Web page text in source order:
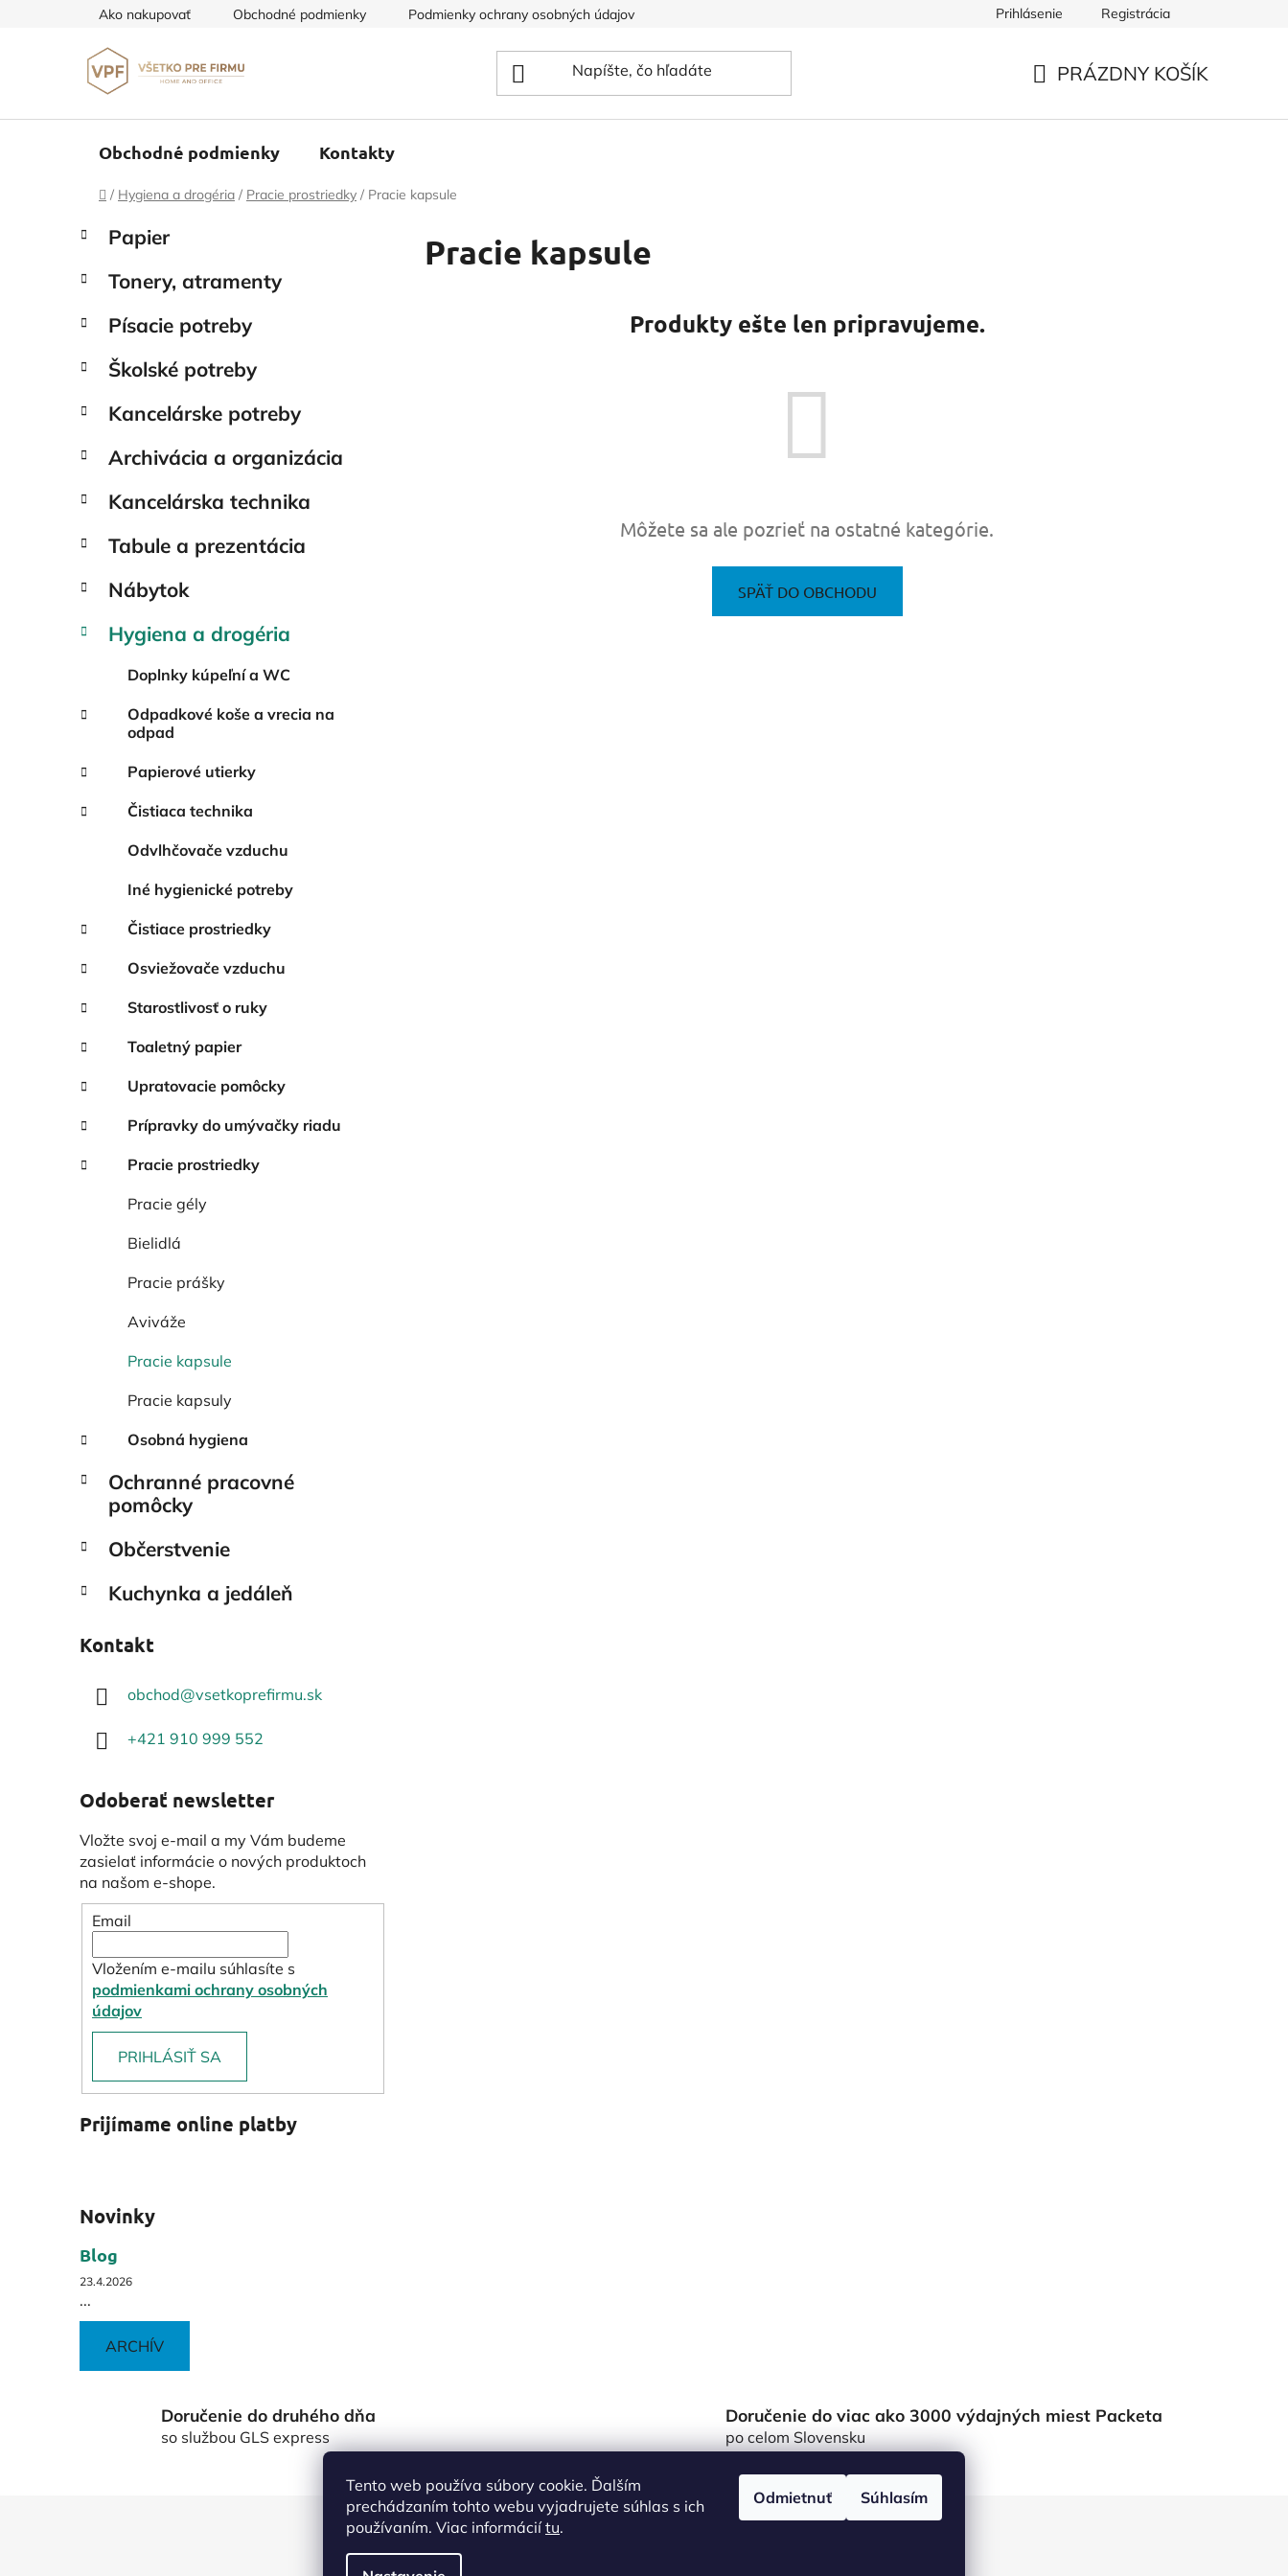
Tento web používa súbory cookie. Ďalším
prechádzaním tohto webu vyjadrujete súhlas s ich
používaním. Viac informáciítu.
Odmietnuť Súhlasím
Ako nakupovať Obchodné podmienky Podmienky ochrany osobných údajov Prihlásenie Registrácia
PRÁZDNY KOŠÍK
Obchodné podmienky Kontakty
Domov
/ Hygiena a drogéria / Pracie prostriedky / Pracie kapsule
B
č
ý
a
n
e
l
kategórie
K
a
e
ó
i
Papier
Tonery, atramenty
Písacie potreby
Školské potreby
Kancelárske potreby
Archivácia a organizácia
Kancelárska technika
Tabule a prezentácia
Nábytok
Hygiena a drogéria
Doplnky kúpeľní a WC
Odpadkové koše a vrecia na
odpad
Papierové utierky
Čistiaca technika
Odvlhčovače vzduchu
Iné hygienické potreby
Čistiace prostriedky
Osviežovače vzduchu
Starostlivosť o ruky
Toaletný papier
Upratovacie pomôcky
Prípravky do umývačky riadu
Pracie prostriedky
Pracie gély
Bielidlá
Pracie prášky
Aviváže
Pracie kapsule
Pracie kapsuly
Osobná hygiena
Ochranné pracovné
pomôcky
Občerstvenie
Kuchynka a jedáleň
Kontakt
obchod@vsetkoprefirmu.sk
+421 910 999 552
Odoberať newsletter
Vložte svoj e-mail a my Vám budeme
zasielať informácie o nových produktoch
na našom e-shope.
Email
Vložením e-mailu súhlasíte s
podmienkami ochrany osobných
údajov
PRIHLÁSIŤ SA
Prijímame online platby
Novinky
Blog
23.4.2026
...
ARCHÍV
Pracie kapsule
Produkty ešte len pripravujeme.
Môžete sa ale pozrieť na ostatné kategórie.
SPÄŤ DO OBCHODU
Doručenie do druhého dňa
so službou GLS express
Doručenie do viac ako 3000 výdajných miest Packeta
po celom Slovensku